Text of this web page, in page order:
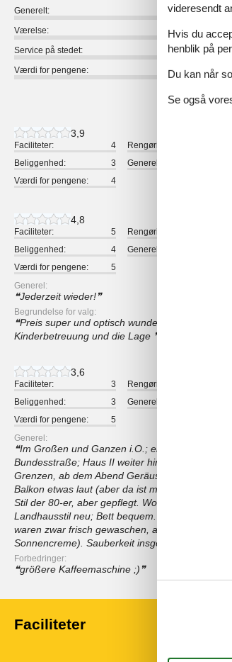
Generelt:
Værelse:
Service på stedet:
Værdi for pengene:
3 eksterne
3,9
Faciliteter: 4 Rengøring:
Beliggenhed:
3 Generelt:
Værdi for pengene:
4
4,8
Faciliteter: 5 Rengøring:
Beliggenhed:
4 Generelt:
Værdi for pengene:
5
Generel:
Jederzeit wieder!
Begrundelse for valg:
Preis super und optisch wundervolle
Kinderbetreuung und die Lage
3,6
Faciliteter: 3 Rengøring:
Beliggenhed:
3 Generelt:
Værdi for pengene:
5
Generel:
Im Großen und Ganzen i.O.; ein bißchen laut.
Bundesstraße; Haus II weiter hinten. Wir waren
Grenzen, ab dem Abend Geräuschpegel i.O.
Balkon etwas laut (aber da ist man ja meist
Stil der 80-er, aber gepflegt. Wohn-/Schlafraum
Landhausstil neu; Bett bequem.
waren zwar frisch gewaschen, aber noch fleckig
Sonnencreme). Sauberkeit insgesamt aber
Forbedringer:
größere Kaffeemaschine ;)
Faciliteter
videresendt
Hvis du
henblik på
Du kan når
Se også